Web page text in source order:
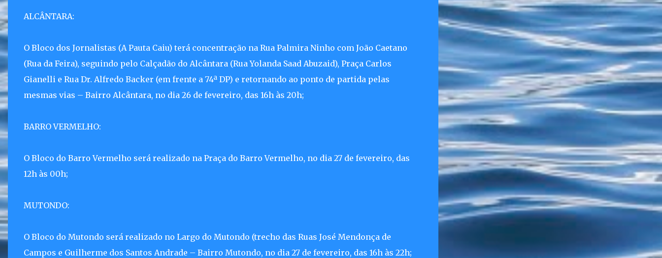
ALCÂNTARA:
O Bloco dos Jornalistas (A Pauta Caiu) terá concentração na Rua Palmira Ninho com João Caetano
(Rua da Feira), seguindo pelo Calçadão do Alcântara (Rua Yolanda Saad Abuzaid), Praça Carlos
Gianelli e Rua Dr. Alfredo Backer (em frente a 74ª DP) e retornando ao ponto de partida pelas
mesmas vias – Bairro Alcântara, no dia 26 de fevereiro, das 16h às 20h;
BARRO VERMELHO:
O Bloco do Barro Vermelho será realizado na Praça do Barro Vermelho, no dia 27 de fevereiro, das
12h às 00h;
MUTONDO:
O Bloco do Mutondo será realizado no Largo do Mutondo (trecho das Ruas José Mendonça de
Campos e Guilherme dos Santos Andrade – Bairro Mutondo, no dia 27 de fevereiro, das 16h às 22h;
informações também podem ser obtidas
pelo telefone (21) 3474-1004 e pelo e-mail
agenda21sg@r7.com . O Lixão do Salgueiro
foi fechado em fevereiro por determinação
do Governo Federal, que está instituindo o
fim de lixões no Brasil até 2014. Os
habitantes da região que viviam do lixo há
mais de 40 anos - selecionando roupas e
restos de alimentos para reciclagem, por
exemplo - estão proibidos de exercer
atividades de garimpagem. De acor...